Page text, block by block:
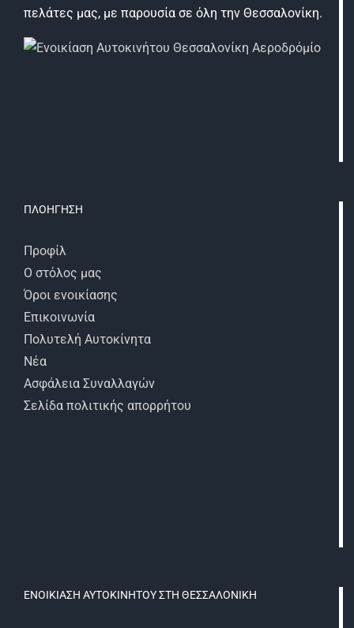
πελάτες μας, με παρουσία σε όλη την Θεσσαλονίκη.
ΠΛΟΗΓΗΣΗ
Προφίλ
Ο στόλος μας
Όροι ενοικίασης
Επικοινωνία
Πολυτελή Αυτοκίνητα
Νέα
Ασφάλεια Συναλλαγών
Σελίδα πολιτικής απορρήτου
ΕΝΟΙΚΙΑΣΗ ΑΥΤΟΚΙΝΗΤΟΥ ΣΤΗ ΘΕΣΣΑΛΟΝΙΚΗ